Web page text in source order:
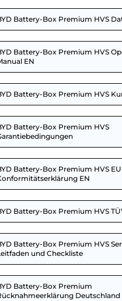
Battery-Box Premium HVS
Battery-Box Premium HVS
EN
Battery-Box Premium HVS
Battery-Box Premium HVS
Battery-Box Premium HVS
EN
Battery-Box Premium HVS
Battery-Box Premium HVS
und Checkliste
Battery-Box Premium
Deutschland